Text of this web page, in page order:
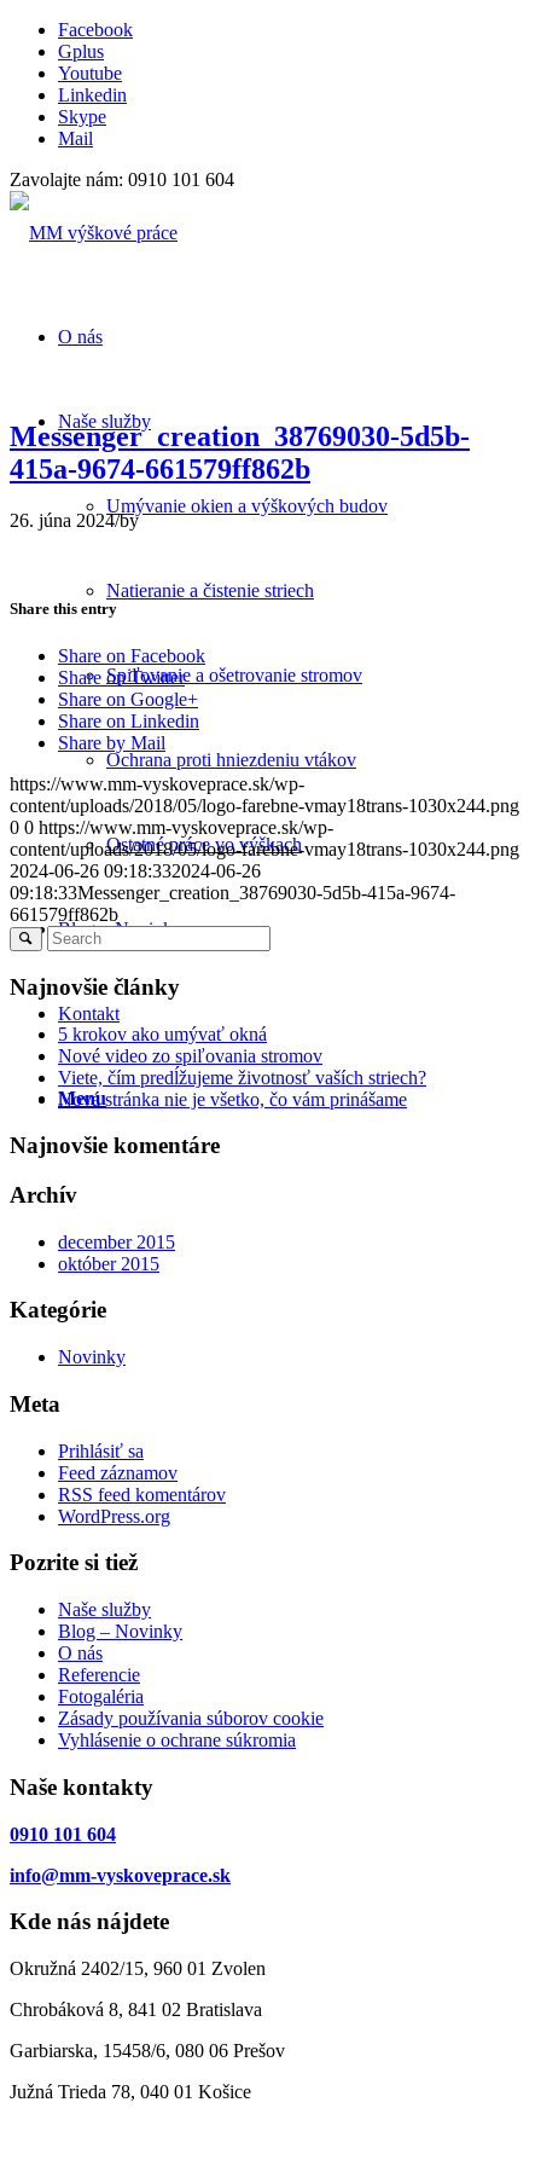
Facebook
Gplus
Youtube
Linkedin
Skype
Mail
Zavolajte nám: 0910 101 604
O nás
Naše služby
Umývanie okien a výškových budov
Natieranie a čistenie striech
Spiľovanie a ošetrovanie stromov
Ochrana proti hniezdeniu vtákov
Ostatné práce vo výškach
Blog – Novinky
Kontakt
Menu
Messenger_creation_38769030-5d5b-
415a-9674-661579ff862b
26. júna 2024/by
Share this entry
Share on Facebook
Share on Twitter
Share on Google+
Share on Linkedin
Share by Mail
https://www.mm-vyskoveprace.sk/wp-
content/uploads/2018/05/logo-farebne-vmay18trans-1030x244.png
0 0 https://www.mm-vyskoveprace.sk/wp-
content/uploads/2018/05/logo-farebne-vmay18trans-1030x244.png
2024-06-26 09:18:332024-06-26
09:18:33Messenger_creation_38769030-5d5b-415a-9674-
661579ff862b
Najnovšie články
5 krokov ako umývať okná
Nové video zo spiľovania stromov
Viete, čím predĺžujeme životnosť vaších striech?
Nová stránka nie je všetko, čo vám prinášame
Najnovšie komentáre
Archív
december 2015
október 2015
Kategórie
Novinky
Meta
Prihlásiť sa
Feed záznamov
RSS feed komentárov
WordPress.org
Pozrite si tiež
Naše služby
Blog – Novinky
O nás
Referencie
Fotogaléria
Zásady používania súborov cookie
Vyhlásenie o ochrane súkromia
Naše kontakty
0910 101 604
info@mm-vyskoveprace.sk
Kde nás nájdete
Okružná 2402/15, 960 01 Zvolen
Chrobáková 8, 841 02 Bratislava
Garbiarska, 15458/6, 080 06 Prešov
Južná Trieda 78, 040 01 Košice